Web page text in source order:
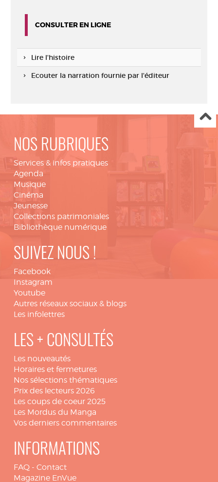
CONSULTER EN LIGNE
Lire l'histoire
Ecouter la narration fournie par l'éditeur
NOS RUBRIQUES
Services & infos pratiques
Agenda
Musique
Cinéma
Jeunesse
Collections patrimoniales
Bibliothèque numérique
SUIVEZ NOUS !
Facebook
Instagram
Youtube
Autres réseaux sociaux & blogs
Les infolettres
LES + CONSULTÉS
Les nouveautés
Horaires et fermetures
Nos sélections thématiques
Prix des lecteurs 2026
Les coups de coeur 2025
Les Mordus du Manga
Vos derniers commentaires
INFORMATIONS
FAQ - Contact
Magazine EnVue